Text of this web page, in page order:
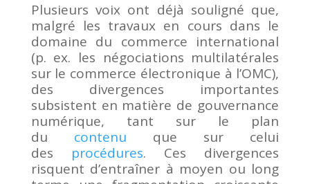
Plusieurs voix ont déjà souligné que,
malgré les travaux en cours dans le
domaine du commerce international
(p. ex. les négociations multilatérales
sur le commerce électronique à l’OMC),
des divergences importantes
subsistent en matière de gouvernance
numérique, tant sur le plan
du
contenu
que sur celui
des
procédures. Ces divergences
risquent d’entraîner à moyen ou long